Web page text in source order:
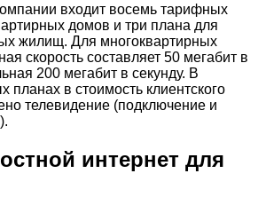
входит восемь тарифных
домов и три плана для
жилищ. Для многоквартирных
скорость составляет 50 мегабит в
200 мегабит в секунду. В
планах в стоимость клиентского
телевидение (подключение и
интернет для